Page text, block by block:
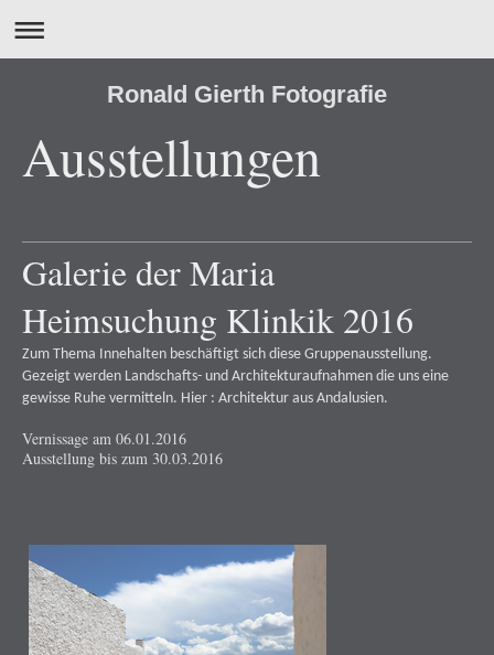
Ronald Gierth Fotografie
Ausstellungen
Galerie der Maria
Heimsuchung Klinkik 2016
Zum Thema Innehalten beschäftigt sich diese Gruppenausstellung.
Gezeigt werden Landschafts- und Architekturaufnahmen die uns eine
gewisse Ruhe vermitteln. Hier : Architektur aus Andalusien.
Vernissage am 06.01.2016
Ausstellung bis zum 30.03.2016